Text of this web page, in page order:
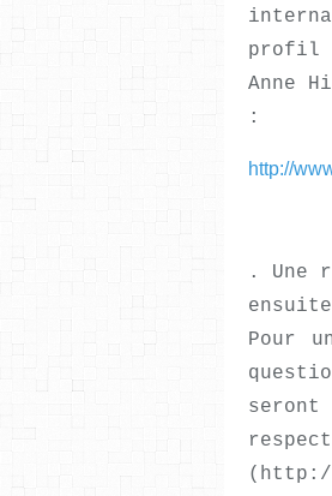
profil
Anne
:
http://
. Une
Pour